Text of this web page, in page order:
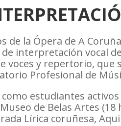
de la Ópera de A
interpretación vocal
y repertorio, que
Profesional de
estudiantes
de Belas Artes
Lírica coruñesa,